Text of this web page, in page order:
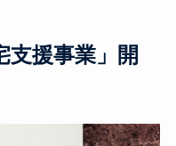
支援事業」開